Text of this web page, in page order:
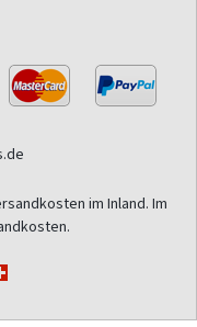
im Inland. Im